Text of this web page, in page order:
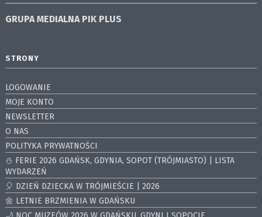
GRUPA MEDIALNA PIK PLUS
STRONY
LOGOWANIE
MOJE KONTO
NEWSLETTER
O NAS
POLITYKA PRYWATNOŚCI
⛄️ FERIE 2026 GDAŃSK, GDYNIA, SOPOT (TRÓJMIASTO) | LISTA
WYDARZEŃ
🎈 DZIEŃ DZIECKA W TRÓJMIEŚCIE | 2026
🌼 LETNIE BRZMIENIA W GDAŃSKU